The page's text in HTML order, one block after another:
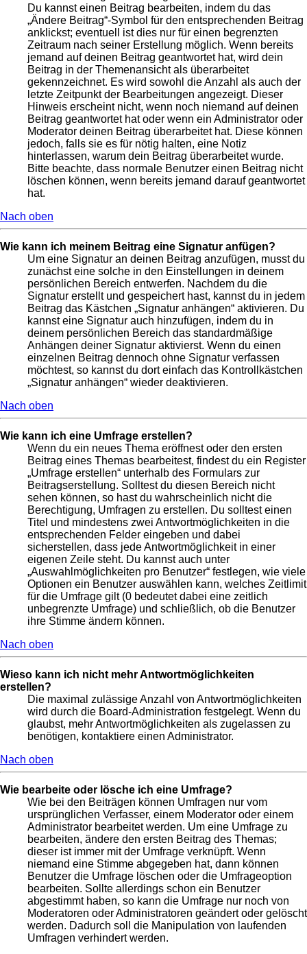
Du kannst einen Beitrag bearbeiten, indem du das
„Ändere Beitrag“-Symbol für den entsprechenden Beitrag
anklickst; eventuell ist dies nur für einen begrenzten
Zeitraum nach seiner Erstellung möglich. Wenn bereits
jemand auf deinen Beitrag geantwortet hat, wird dein
Beitrag in der Themenansicht als überarbeitet
gekennzeichnet. Es wird sowohl die Anzahl als auch der
letzte Zeitpunkt der Bearbeitungen angezeigt. Dieser
Hinweis erscheint nicht, wenn noch niemand auf deinen
Beitrag geantwortet hat oder wenn ein Administrator oder
Moderator deinen Beitrag überarbeitet hat. Diese können
jedoch, falls sie es für nötig halten, eine Notiz
hinterlassen, warum dein Beitrag überarbeitet wurde.
Bitte beachte, dass normale Benutzer einen Beitrag nicht
löschen können, wenn bereits jemand darauf geantwortet
hat.
Nach oben
Wie kann ich meinem Beitrag eine Signatur anfügen?
Um eine Signatur an deinen Beitrag anzufügen, musst du
zunächst eine solche in den Einstellungen in deinem
persönlichen Bereich entwerfen. Nachdem du die
Signatur erstellt und gespeichert hast, kannst du in jedem
Beitrag das Kästchen „Signatur anhängen“ aktivieren. Du
kannst eine Signatur auch hinzufügen, indem du in
deinem persönlichen Bereich das standardmäßige
Anhängen deiner Signatur aktivierst. Wenn du einen
einzelnen Beitrag dennoch ohne Signatur verfassen
möchtest, so kannst du dort einfach das Kontrollkästchen
„Signatur anhängen“ wieder deaktivieren.
Nach oben
Wie kann ich eine Umfrage erstellen?
Wenn du ein neues Thema eröffnest oder den ersten
Beitrag eines Themas bearbeitest, findest du ein Register
„Umfrage erstellen“ unterhalb des Formulars zur
Beitragserstellung. Solltest du diesen Bereich nicht
sehen können, so hast du wahrscheinlich nicht die
Berechtigung, Umfragen zu erstellen. Du solltest einen
Titel und mindestens zwei Antwortmöglichkeiten in die
entsprechenden Felder eingeben und dabei
sicherstellen, dass jede Antwortmöglichkeit in einer
eigenen Zeile steht. Du kannst auch unter
„Auswahlmöglichkeiten pro Benutzer“ festlegen, wie viele
Optionen ein Benutzer auswählen kann, welches Zeitlimit
für die Umfrage gilt (0 bedeutet dabei eine zeitlich
unbegrenzte Umfrage) und schließlich, ob die Benutzer
ihre Stimme ändern können.
Nach oben
Wieso kann ich nicht mehr Antwortmöglichkeiten
erstellen?
Die maximal zulässige Anzahl von Antwortmöglichkeiten
wird durch die Board-Administration festgelegt. Wenn du
glaubst, mehr Antwortmöglichkeiten als zugelassen zu
benötigen, kontaktiere einen Administrator.
Nach oben
Wie bearbeite oder lösche ich eine Umfrage?
Wie bei den Beiträgen können Umfragen nur vom
ursprünglichen Verfasser, einem Moderator oder einem
Administrator bearbeitet werden. Um eine Umfrage zu
bearbeiten, ändere den ersten Beitrag des Themas;
dieser ist immer mit der Umfrage verknüpft. Wenn
niemand eine Stimme abgegeben hat, dann können
Benutzer die Umfrage löschen oder die Umfrageoption
bearbeiten. Sollte allerdings schon ein Benutzer
abgestimmt haben, so kann die Umfrage nur noch von
Moderatoren oder Administratoren geändert oder gelöscht
werden. Dadurch soll die Manipulation von laufenden
Umfragen verhindert werden.